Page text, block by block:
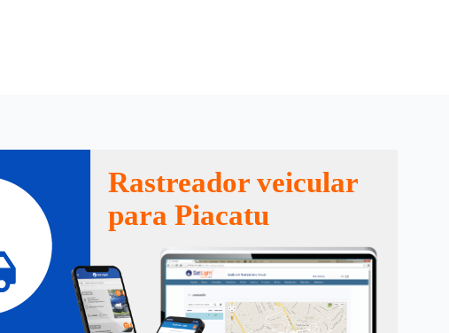
Rastreador veicular
para Piacatu